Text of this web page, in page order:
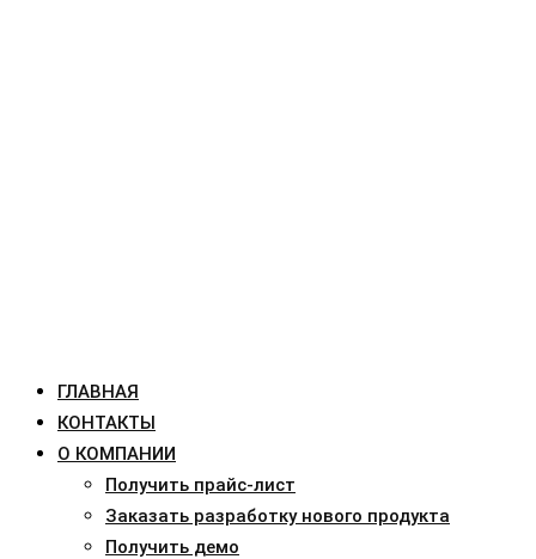
ГЛАВНАЯ
КОНТАКТЫ
О КОМПАНИИ
Получить прайс-лист
Заказать разработку нового продукта
Получить демо